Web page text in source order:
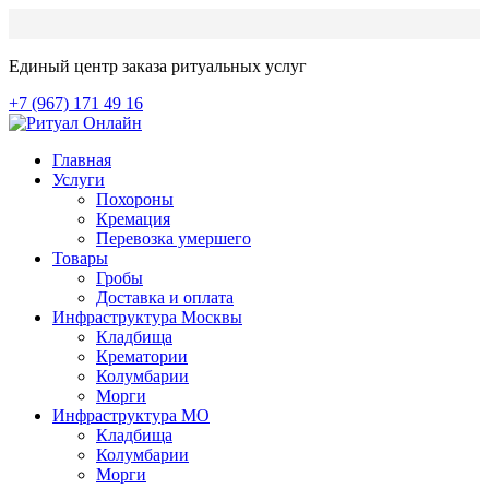
Единый центр заказа ритуальных услуг
+7 (967) 171 49 16
Главная
Услуги
Похороны
Кремация
Перевозка умершего
Товары
Гробы
Доставка и оплата
Инфраструктура Москвы
Кладбища
Крематории
Колумбарии
Морги
Инфраструктура МО
Кладбища
Колумбарии
Морги